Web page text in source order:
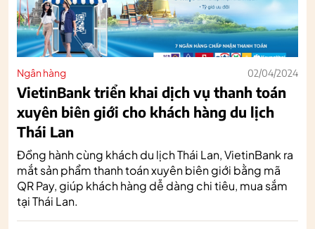
Ngân hàng 02/04/2024
VietinBank triển khai dịch vụ thanh toán
xuyên biên giới cho khách hàng du lịch
Thái Lan
Đồng hành cùng khách du lịch Thái Lan, VietinBank ra
mắt sản phẩm thanh toán xuyên biên giới bằng mã
QR Pay, giúp khách hàng dễ dàng chi tiêu, mua sắm
tại Thái Lan.